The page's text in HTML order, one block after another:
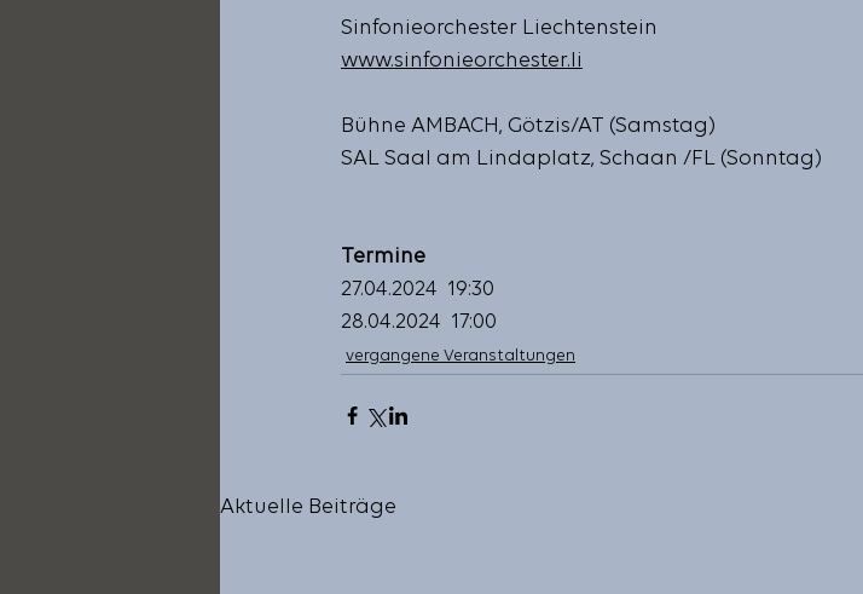
Sinfonieorchester Liechtenstein
www.sinfonieorchester.li
Bühne AMBACH, Götzis/AT (Samstag)
SAL Saal am Lindaplatz, Schaan /FL (Sonntag)
Termine
27.04.2024  19:30
28.04.2024  17:00
vergangene Veranstaltungen
Aktuelle Beiträge